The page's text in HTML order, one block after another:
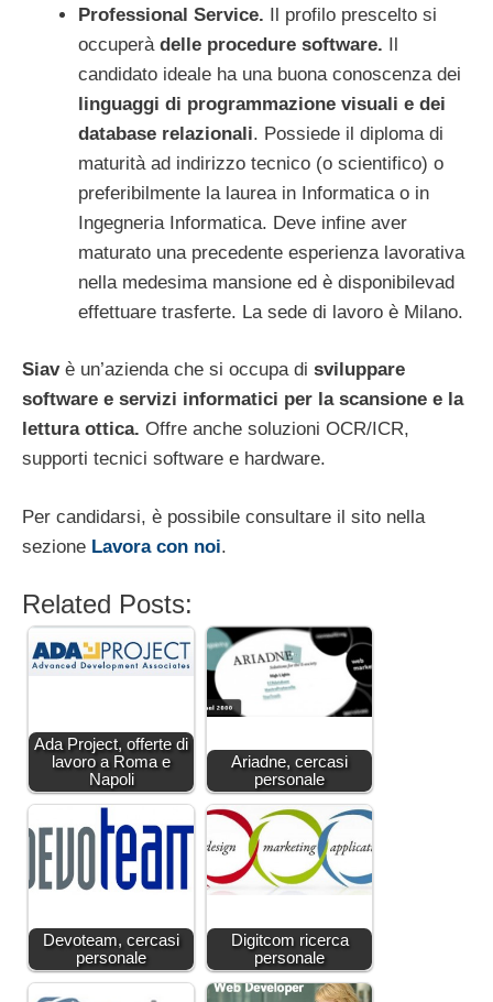
Professional Service. Il profilo prescelto si
occuperà delle procedure software. Il
candidato ideale ha una buona conoscenza dei
linguaggi di programmazione visuali e dei
database relazionali. Possiede il diploma di
maturità ad indirizzo tecnico (o scientifico) o
preferibilmente la laurea in Informatica o in
Ingegneria Informatica. Deve infine aver
maturato una precedente esperienza lavorativa
nella medesima mansione ed è disponibilevad
effettuare trasferte. La sede di lavoro è Milano.
Siavè un’azienda che si occupa di sviluppare
software e servizi informatici per la scansione e la
lettura ottica. Offre anche soluzioni OCR/ICR,
supporti tecnici software e hardware.
Per candidarsi, è possibile consultare il sito nella
sezione Lavora con noi.
Related Posts:
Ada Project, offerte di
lavoro a Roma e
Napoli
Ariadne, cercasi
personale
Devoteam, cercasi
personale
Digitcom ricerca
personale